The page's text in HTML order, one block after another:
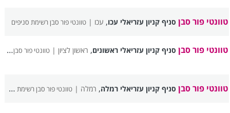
טוונטי פור סבן סניף קניון עזריאלי עכו, עכו |טוונטי פור סבן רשימת סניפים
טוונטי פור סבן סניף קניון עזריאלי ראשונים, ראשון לציון |טוונטי פור סבן רשימת סניפים
טוונטי פור סבן סניף קניון עזריאלי רמלה, רמלה |טוונטי פור סבן רשימת סניפים